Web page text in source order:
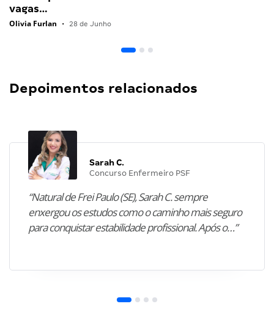
vagas…
Olivia Furlan • 28 de Junho
Depoimentos relacionados
Sarah C.
Concurso Enfermeiro PSF
“Natural de Frei Paulo (SE), Sarah C. sempre
enxergou os estudos como o caminho mais seguro
para conquistar estabilidade profissional. Após o…”